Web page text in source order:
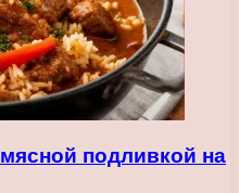
подливкой на